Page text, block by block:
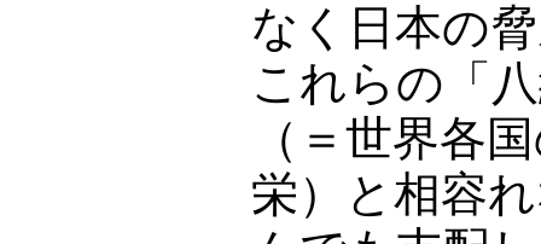
なく日本の
これらの「
（＝世界各
栄）と相容